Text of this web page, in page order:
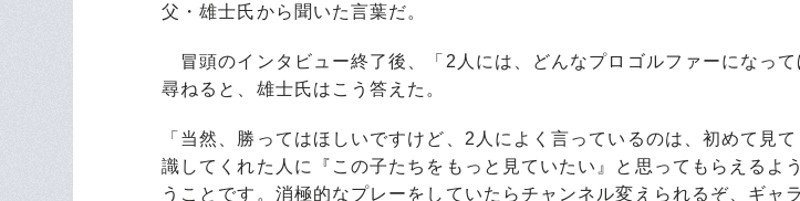
父・雄士氏から聞いた言葉だ。
冒頭のインタビュー終了後、「2人には、どんなプロゴルファーになって
尋ねると、雄士氏はこう答えた。
「当然、勝ってはほしいですけど、2人によく言っているのは、初めて見
識してくれた人に『この子たちをもっと見ていたい』と思ってもらえるよ
うことです。消極的なプレーをしていたらチャンネル変えられるぞ、ギャ